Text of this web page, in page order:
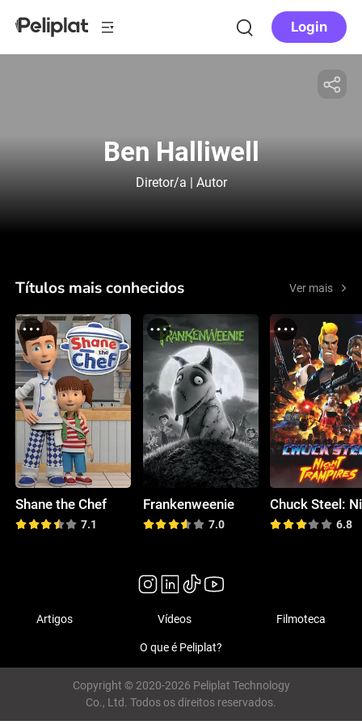
Login
Ben Halliwell
Diretor/a | Autor
Títulos mais conhecidos Ver mais
Shane the Chef
7.1
Frankenweenie
7.0 6.8
Artigos Vídeos Filmoteca
O que é Peliplat?
Copyright © 2020-2026 Peliplat Technology
Co., Ltd. Todos os direitos reservados.